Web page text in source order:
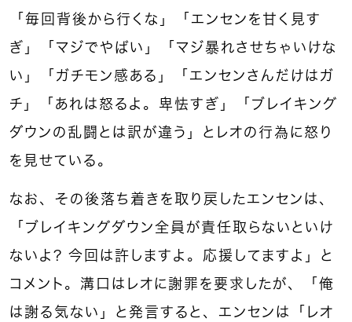
「毎回背後から行くな」「エンセンを甘く見す
ぎ」「マジでやばい」「マジ暴れさせちゃいけな
い」「ガチモン感ある」「エンセンさんだけはガ
チ」「あれは怒るよ。卑怯すぎ」「ブレイキング
ダウンの乱闘とは訳が違う」とレオの行為に怒り
を見せている。
なお、その後落ち着きを取り戻したエンセンは、
「ブレイキングダウン全員が責任取らないといけ
ないよ？ 今回は許しますよ。応援してますよ」と
コメント。溝口はレオに謝罪を要求したが、「俺
は謝る気ない」と発言すると、エンセンは「レオ